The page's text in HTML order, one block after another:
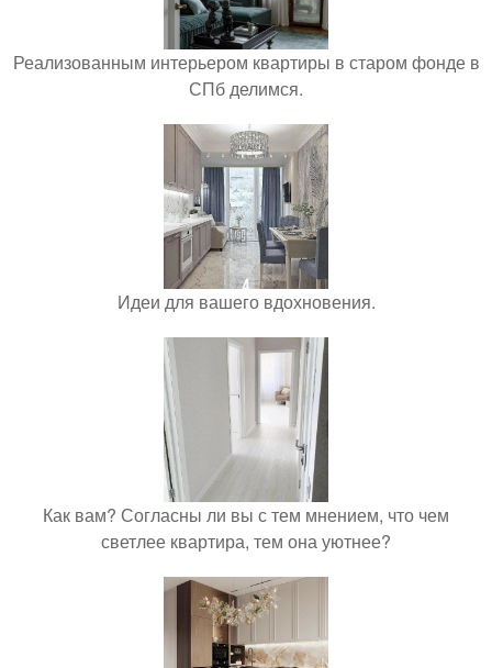
Реализованным интерьером квартиры в старом фонде в
СПб делимся.
Идеи для вашего вдохновения.
Как вам? Согласны ли вы с тем мнением, что чем
светлее квартира, тем она уютнее?